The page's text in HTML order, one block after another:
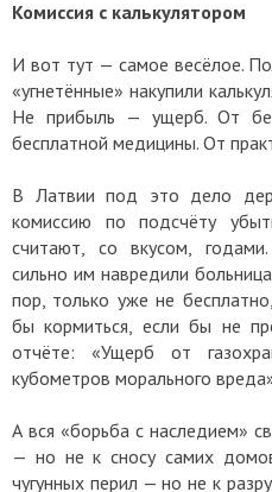
Комиссия с калькулятором
И вот тут — самое весёлое.
«угнетённые» накупили
Не прибыль — ущерб. От
бесплатной медицины. От
В Латвии под это дело
комиссию по подсчёту
считают, со вкусом,
сильно им навредили
пор, только уже не
бы кормиться, если бы не
отчёте: «Ущерб от
кубометров морального
А вся «борьба с наследием»
— но не к сносу самих
чугунных перил — но не к